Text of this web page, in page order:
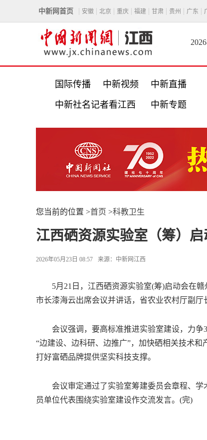
中新网首页 安徽 北京 重庆 福建 甘肃 贵州 广东
国际传播 中新视频 中新直播
中新社名记者看江西 中新专题
您当前的位置 >首页 >科教卫生
江西硒资源实验室（筹）
2026年05月23日 08:57 来源： 中新网江西
5月21日，江西硒资源实验室(筹)启动会在赣
市长漆海云出席会议并讲话，省农业农村厅副厅
会议强调，要高标准推进实验室建设，力争3
“边建设、边科研、边推广”，加快硒相关技术
打好富硒品牌提供坚实科技支撑。
会议审定通过了实验室筹建委员会章程、学
员单位代表围绕实验室建设作交流发言。(完)